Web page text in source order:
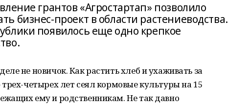
грантов «Агростартап» позволило
бизнес-проект в области растениеводства.
появилось еще одно крепкое
не новичок. Как растить хлеб и ухаживать за
четырех лет сеял кормовые культуры на 15
ему и родственникам. Не так давно